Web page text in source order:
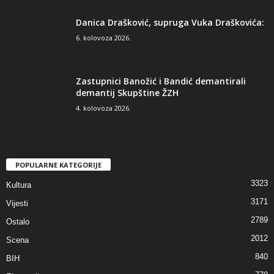
Danica Drašković, supruga Vuka Draškovića:
6. kolovoza 2026.
Zastupnici Banožić i Bandić demantirali
demantij Skupštine ŽZH
4. kolovoza 2026.
POPULARNE KATEGORIJE
Kultura 3323
Vijesti 3171
Ostalo 2789
Scena 2012
BIH 840